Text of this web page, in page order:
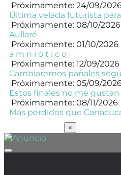
Próximamente: 24/09/
Última velada futurista
Próximamente: 08/10/2026
Aullaré
Próximamente: 01/10/2026
a m n i ó t i c o
Próximamente: 12/09/2026
Cambiaremos pañales
Próximamente: 05/09/
Estos finales no me gustan
Próximamente: 08/11/2026
Más perdidos que
×